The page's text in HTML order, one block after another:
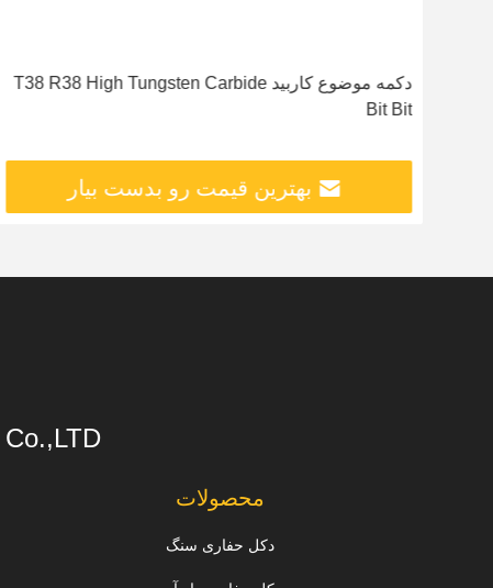
دکمه موضوع کاربید T38 R38 High Tungsten Carbide
Bit Bit
بهترین قیمت رو بدست بیار
محصولات
دکل حفاری سنگ